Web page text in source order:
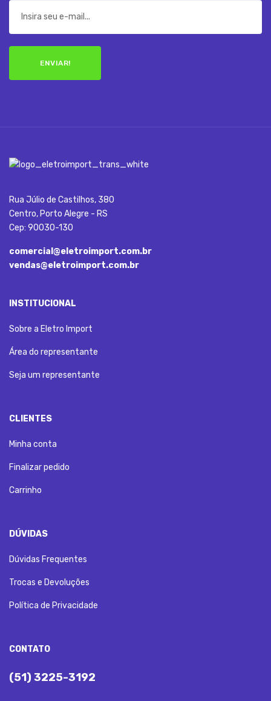
ENVIAR!
Rua Júlio de Castilhos, 380
Centro, Porto Alegre - RS
Cep: 90030-130
comercial@eletroimport.com.br
vendas@eletroimport.com.br
INSTITUCIONAL
Sobre a Eletro Import
Área do representante
Seja um representante
CLIENTES
Minha conta
Finalizar pedido
Carrinho
DÚVIDAS
Dúvidas Frequentes
Trocas e Devoluções
Política de Privacidade
CONTATO
(51) 3225-3192